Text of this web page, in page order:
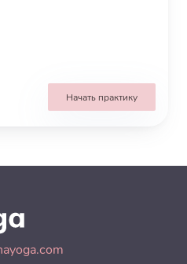
Начать практику